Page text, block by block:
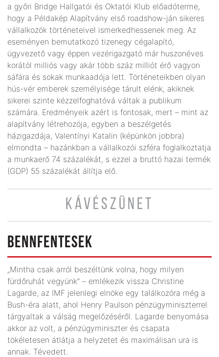
a győri Bridge Hallgatói és Oktatói Klub előadóterme,
hogy a Példakép Alapítvány első roadshow-ján sikeres
vállalkozók történeteivel ismerkedhessenek meg. Az
eseményen bemutatkozó tizenegy cégalapító,
ügyvezető vagy éppen vezérigazgató már huszonéves
korától milliós vagy akár több száz milliót érő vagyon
sáfára és sokak munkaadója lett. Történeteikben olyan
hús-vér emberek személyisége tárult elénk, akiknek
sikerei szinte kézzelfoghatóvá váltak a publikum
számára. Eredményeik azért is fontosak, mert – mint az
alapítvány létrehozója, egyben a beszélgetés
házigazdája, Valentínyi Katalin (képünkön jobbra)
elmondta – hazánkban a vállalkozói szféra foglalkoztatja
a munkaerő 74 százalékát, s ezzel a bruttó hazai termék
(GDP) 55 százalékát állítja elő.
KÁVÉSZÜNET
BENNFENTESEK
„Mintha csak arról beszéltünk volna, hogy milyen
fürdőruhát vegyünk” – emlékezik vissza Christine
Lagarde, az IMF jelenlegi elnöke egy találkozóra még a
Bush-éra alatt, ahol Henry Paulson pénzügyminiszterrel
tárgyaltak a válság megelőzéséről. Lagarde benyomása
akkor az volt, a pénzügyminiszter és csapata
tökéletesen átlátja a helyzetet és maximálisan ura is
annak. Tévedett.